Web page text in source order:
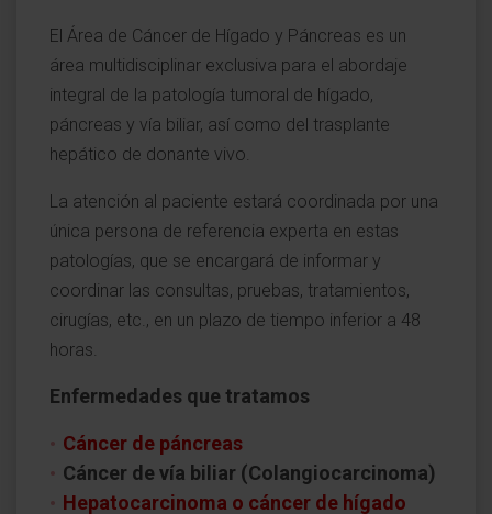
El Área de Cáncer de Hígado y Páncreas es un
área multidisciplinar exclusiva para el abordaje
integral de la patología tumoral de hígado,
páncreas y vía biliar, así como del trasplante
hepático de donante vivo.
La atención al paciente estará coordinada por una
única persona de referencia experta en estas
patologías, que se encargará de informar y
coordinar las consultas, pruebas, tratamientos,
cirugías, etc., en un plazo de tiempo inferior a 48
horas.
Enfermedades que tratamos
Cáncer de páncreas
Cáncer de vía biliar (Colangiocarcinoma)
Hepatocarcinoma o cáncer de hígado